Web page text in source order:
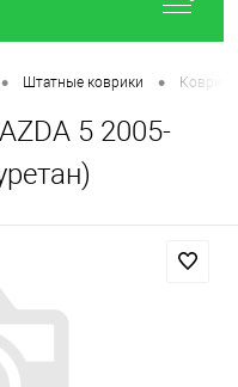
• Штатные коврики • Коврик
5 2005-